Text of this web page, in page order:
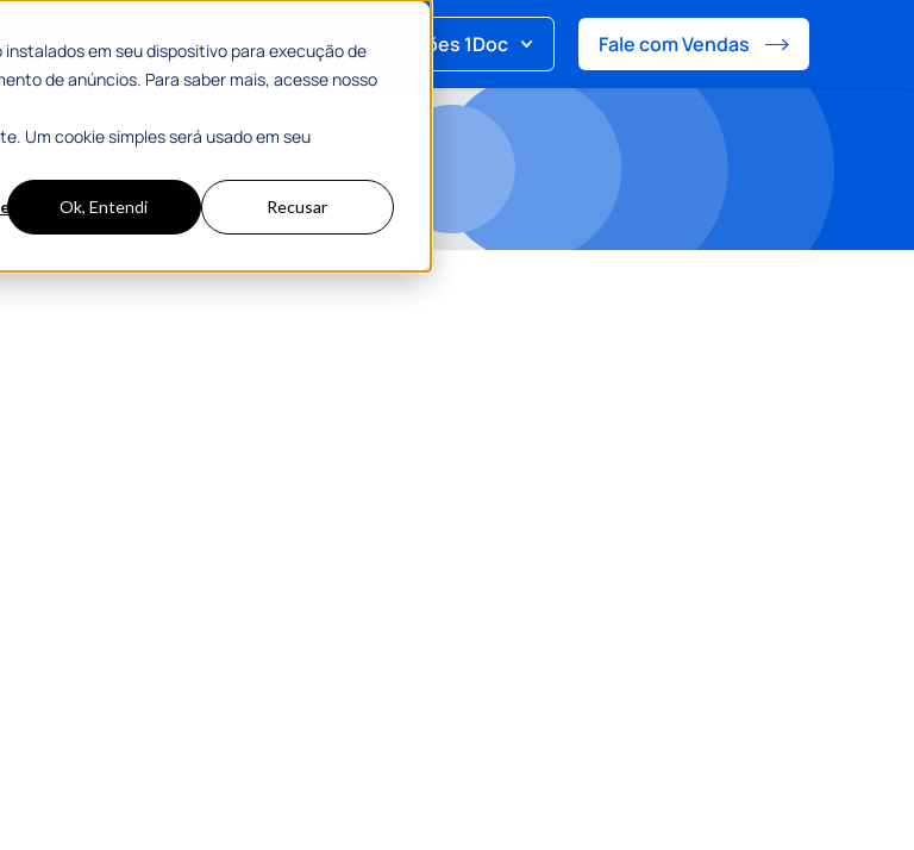
em seu dispositivo para execução de
de anúncios. Para saber mais, acesse nosso
Um cookie simples será usado em seu
Ok, Entendi Recusar
Gratuitos Soluções 1Doc Fale com Vendas